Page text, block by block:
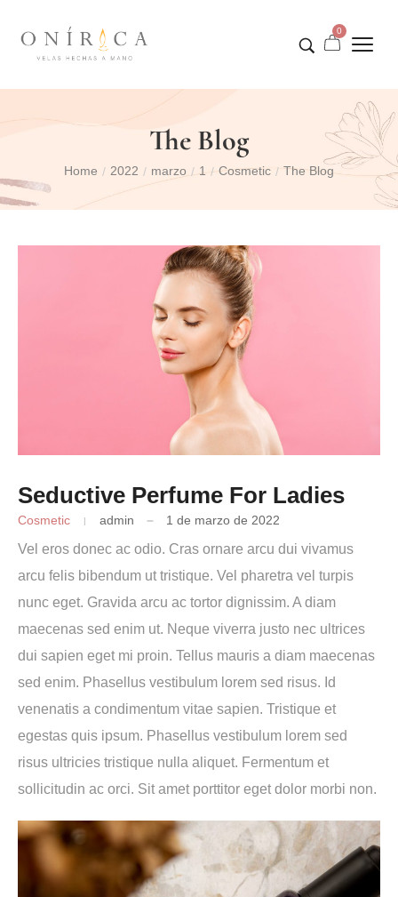
0
The Blog
Home / 2022 / marzo / 1 / Cosmetic / The Blog
Seductive Perfume For Ladies
Cosmetic admin 1 de marzo de 2022
Vel eros donec ac odio. Cras ornare arcu dui vivamus
arcu felis bibendum ut tristique. Vel pharetra vel turpis
nunc eget. Gravida arcu ac tortor dignissim. A diam
maecenas sed enim ut. Neque viverra justo nec ultrices
dui sapien eget mi proin. Tellus mauris a diam maecenas
sed enim. Phasellus vestibulum lorem sed risus. Id
venenatis a condimentum vitae sapien. Tristique et
egestas quis ipsum. Phasellus vestibulum lorem sed
risus ultricies tristique nulla aliquet. Fermentum et
sollicitudin ac orci. Sit amet porttitor eget dolor morbi non.